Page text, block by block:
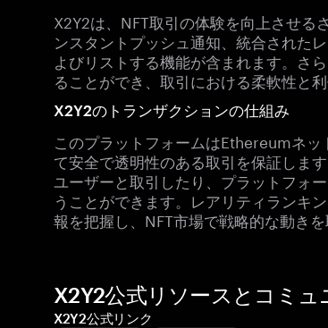
X2Y2は、NFT取引の体験を向上させる
ンスタントプッシュ通知、統合された
よびリストする機能が含まれます。さ
ることができ、取引における柔軟性と利
X2Y2のトランザクションの仕組み
このプラットフォームはEthereumネ
て安全で透明性のある取引を保証しま
ユーザーと取引したり、プラットフォ
うことができます。レアリティランキ
報を把握し、NFT市場で戦略的な動きを
X2Y2公式リソースとコミュ
X2Y2公式リンク